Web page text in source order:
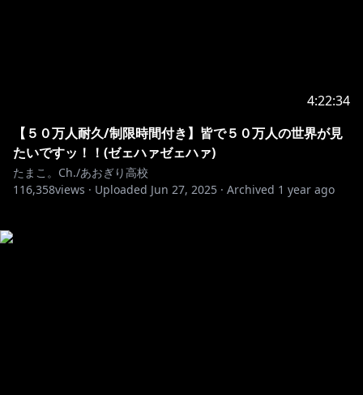
4:22:34
【５０万人耐久/制限時間付き】皆で５０万人の世界が見
たいですッ！！(ゼェハァゼェハァ)
たまこ。Ch./あおぎり高校
116,358views · Uploaded Jun 27, 2025 · Archived 1 year ago